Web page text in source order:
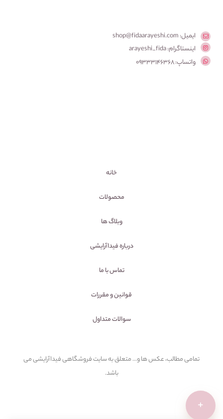
+
ایمیل: shop@fidaarayeshi.com
اینستاگرام: arayeshi_fida
واتساپ: 09333146368
خانه
محصولات
وبلاگ ها
درباره فیداآرایشی
تماس با ما
قوانین و مقررات
سوالات متداول
تمامی مطالب، عکس ها و... متعلق به سایت فروشگاهی فیداآرایشی می
باشد.